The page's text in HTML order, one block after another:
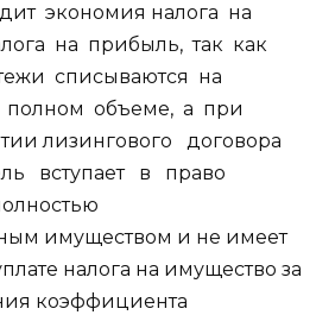
экономия налога на
на прибыль, так как
списываются на
полном объеме, а при
лизингового договора
вступает в право
имуществом и не имеет
налога на имущество за
коэффициента